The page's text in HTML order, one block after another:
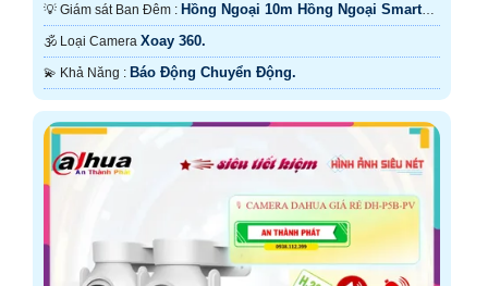
💡 Giám sát Ban Đêm : Hồng Ngoại 10m Hồng Ngoại Smart
IR.🕉️ Loại Camera Xoay 360.
️💫 Khả Năng : Báo Động Chuyển Động.